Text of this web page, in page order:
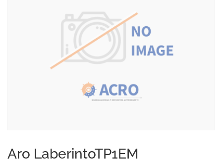
Aro LaberintoTP1EM